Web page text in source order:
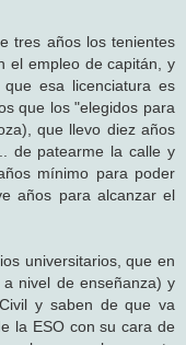
tres años los tenientes
el empleo de capitán, y
esa licenciatura es
que los "elegidos para
que llevo diez años
de patearme la calle y
mínimo para poder
años para alcanzar el
universitarios, que en
nivel de enseñanza) y
y saben de que va
la ESO con su cara de